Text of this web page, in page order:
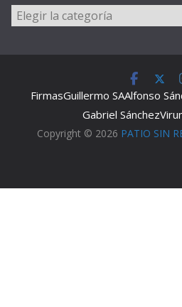
Categorías
FirmasGuillermo SAAlfonso
Gabriel Sánchez
Copyright © 2026 PATIO SIN